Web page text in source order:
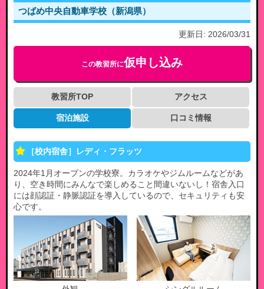
つばめ中央自動車学校（新潟県）
更新日: 2026/03/31
この教習所に仮申し込み
教習所TOP アクセス
宿泊施設 口コミ情報
［校内宿舎］レディ・フラッツ
2024年1月オープンの学校寮。カラオケやジムルームなどがあ
り、空き時間にみんなで楽しめること間違いないし！宿舎入口
には顔認証・静脈認証を導入しているので、セキュリティも安
心です。